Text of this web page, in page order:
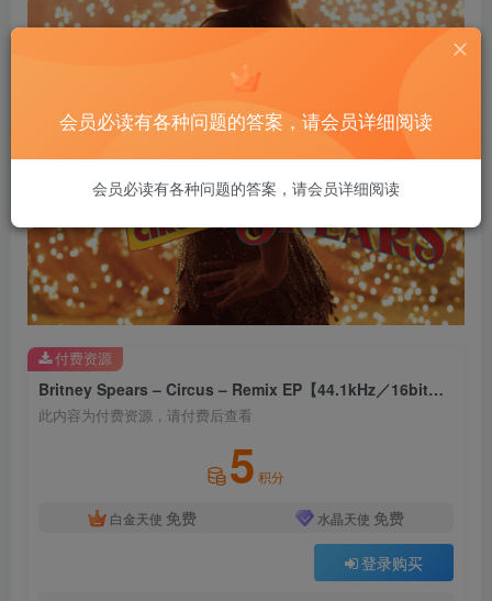
Britney Spears – Circus – Remix EP【44.1kHz／16bit】法国区
此内容为付费资源，请付费后查看
5 积分
白金天使 免费 水晶天使 免费
登录购买
付费资源
会员必读有各种问题的答案，请会员详细阅读
会员必读有各种问题的答案，请会员详细阅读